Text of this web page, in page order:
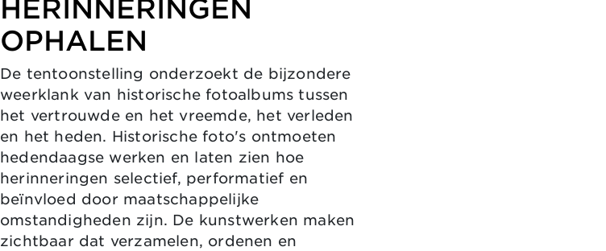
HERINNERINGEN
OPHALEN
De tentoonstelling onderzoekt de bijzondere
weerklank van historische fotoalbums tussen
het vertrouwde en het vreemde, het verleden
en het heden. Historische foto's ontmoeten
hedendaagse werken en laten zien hoe
herinneringen selectief, performatief en
beïnvloed door maatschappelijke
omstandigheden zijn. De kunstwerken maken
zichtbaar dat verzamelen, ordenen en